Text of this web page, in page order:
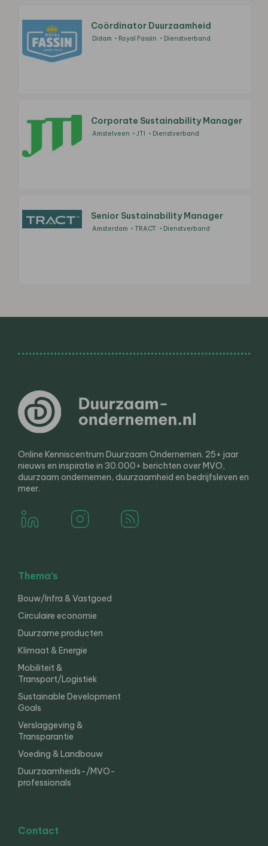
Coördinator Duurzaamheid
Didam Royal Fassin Dienstverband
Corporate Sustainability Manager
Amstelveen JTI Dienstverband
Senior Sustainability Manager
Amsterdam TRACT Dienstverband
Online Kenniscentrum Duurzaam Ondernemen. 25+ jaar
nieuws en inspiratie in 30.000+ berichten over MVO,
duurzaam ondernemen, duurzaamheid en bedrijfsleven en
meer.
Thema’s
Bouw/Infra & Vastgoed
Circulaire economie
Duurzame producten
Klimaat & Energie
Mobiliteit &
Transport/Logistiek
Sustainable Development
Goals
Verslaggeving &
Transparantie
Voeding & Landbouw
Duurzaamheids-/MVO-
professionals
Contact